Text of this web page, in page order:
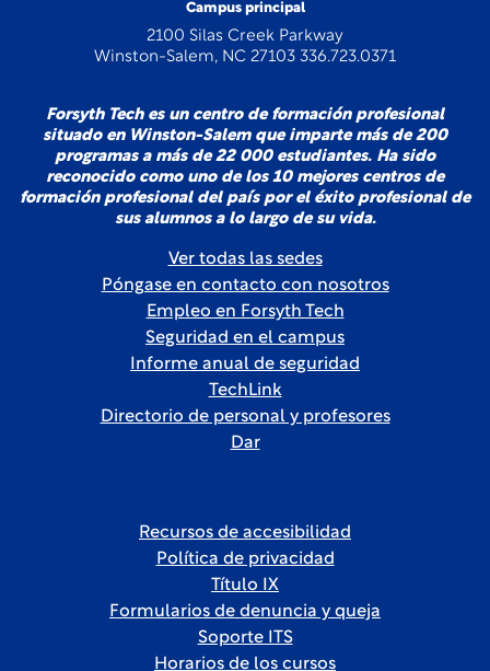
Campus principal
2100 Silas Creek Parkway
Winston-Salem, NC 27103 336.723.0371
Forsyth Tech es un centro de formación profesional
situado en Winston-Salem que imparte más de 200
programas a más de 22 000 estudiantes. Ha sido
reconocido como uno de los 10 mejores centros de
formación profesional del país por el éxito profesional de
sus alumnos a lo largo de su vida.
Ver todas las sedes
Póngase en contacto con nosotros
Empleo en Forsyth Tech
Seguridad en el campus
Informe anual de seguridad
TechLink
Directorio de personal y profesores
Dar
Recursos de accesibilidad
Política de privacidad
Título IX
Formularios de denuncia y queja
Soporte ITS
Horarios de los cursos